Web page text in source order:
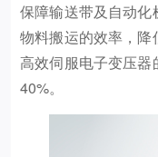
保障输送带及自动
物料搬运的效率，
高效伺服电子变压
40%。